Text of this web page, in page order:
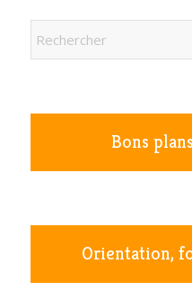
Bons
Orientation,